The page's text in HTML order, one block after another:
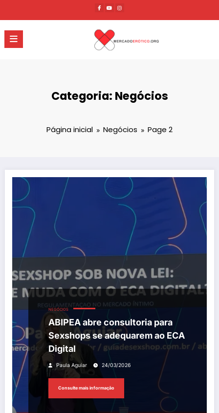
o
conteúdo
Categoria: Negócios
Página inicial Negócios Page 2
NEGÓCIOS
ABIPEA abre consultoria para
Sexshops se adequarem ao ECA
Digital
Paula Aguiar 24/03/2026
Consulte mais informação